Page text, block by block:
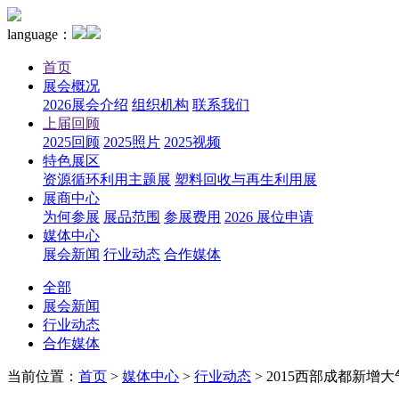
language：
首页
展会概况
2026展会介绍 组织机构 联系我们
上届回顾
2025回顾 2025照片 2025视频
特色展区
资源循环利用主题展 塑料回收与再生利用展
展商中心
为何参展 展品范围 参展费用 2026 展位申请
媒体中心
展会新闻 行业动态 合作媒体
全部
展会新闻
行业动态
合作媒体
当前位置： 首页 > 媒体中心 > 行业动态 > 2015西部成都新增